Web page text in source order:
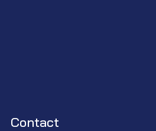
Contact